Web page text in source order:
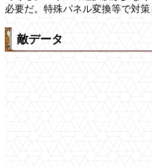
必要だ。特殊パネル変換等で対策
敵データ